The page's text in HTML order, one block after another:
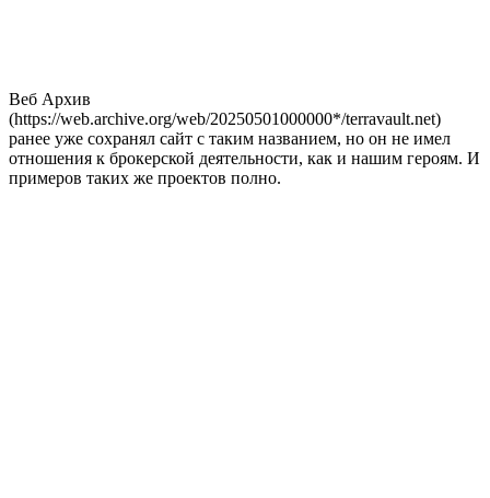
Веб Архив
(https://web.archive.org/web/20250501000000*/terravault.net)
ранее уже сохранял сайт с таким названием, но он не имел
отношения к брокерской деятельности, как и нашим героям. И
примеров таких же проектов полно.